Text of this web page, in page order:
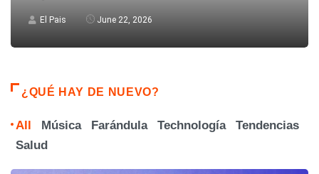
El Pais June 22, 2026
¿QUÉ HAY DE NUEVO?
All Música Farándula Technología
Tendencias
Salud